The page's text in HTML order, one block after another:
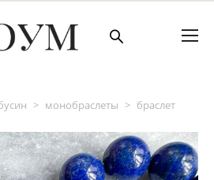
> монобраслеты > браслет